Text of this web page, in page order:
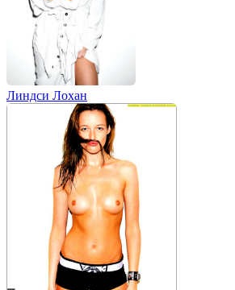
Линдси Лохан